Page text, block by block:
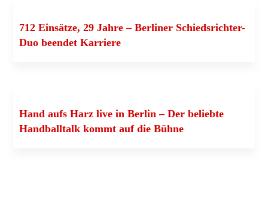
712 Ein­sät­ze, 29 Jah­re – Ber­li­ner Schieds­­­rich­­­ter-
Duo been­det Karriere
Hand aufs Harz live in Ber­lin – Der belieb­te
Hand­ball­talk kommt auf die Bühne